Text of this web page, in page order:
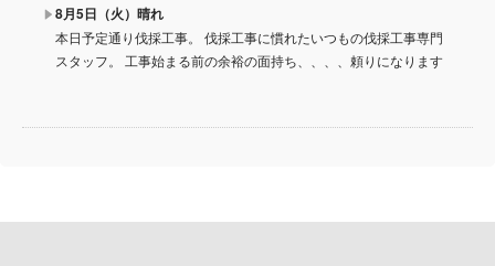
8月5日（火）晴れ
本日予定通り伐採工事。 伐採工事に慣れたいつもの伐採工事専門
スタッフ。 工事始まる前の余裕の面持ち、、、、頼りになります